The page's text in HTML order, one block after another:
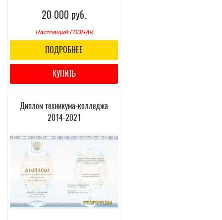
20 000 руб.
Настоящий ГОЗНАК
ПОДРОБНЕЕ
КУПИТЬ
Диплом техникума-колледжа
2014-2021